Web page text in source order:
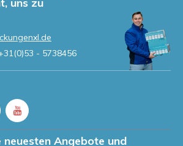
- 5738456
neuesten Angebote und